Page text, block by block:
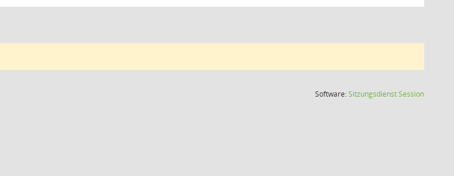
Software:SitzungsdienstSession(Wird in